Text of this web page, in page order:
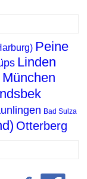
Peine
Linden
München
Bad Sulza
Otterberg